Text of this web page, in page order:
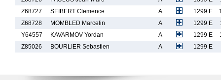
Z68727
SEIBERT Clemence A 1299 E
Z68728
MOMBLED Marcelin A 1299 E
Y64557
KAVARMOV Yordan A 1299 E
Z85026
BOURLIER Sebastien A 1299 E